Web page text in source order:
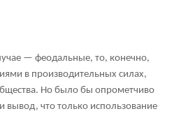
— феодальные, то, конечно,
в производительных силах,
Но было бы опрометчиво
вывод, что только использование